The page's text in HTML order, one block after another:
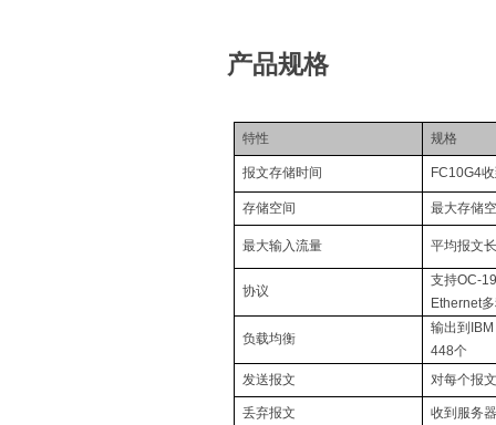
产品规格
特性 规格
报文存储时间 FC10G4
存储空间 最大存储
最大输入流量 平均报文
协议
支持OC-
Ethernet
负载均衡
输出到
448个
发送报文
对每个报
丢弃报文 收到服务